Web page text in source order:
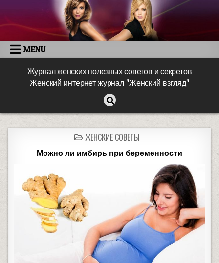
MENU
Журнал женских полезных советов и секретов
Женский интернет журнал "Женский взгляд"
ЖЕНСКИЕ СОВЕТЫ
Можно ли имбирь при беременности